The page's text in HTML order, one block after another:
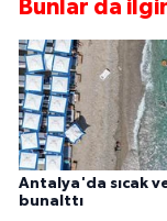
Bunlar da
Antalya'da sıcak
bunalttı